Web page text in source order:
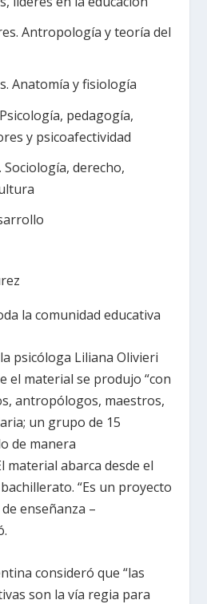
Antropología y teoría del
Anatomía y fisiología
pedagogía,
y psicoafectividad
Sociología, derecho,
la comunidad educativa
psicóloga Liliana Olivieri
el material se produjo “con
antropólogos, maestros,
un grupo de 15
de manera
material abarca desde el
“Es un proyecto
enseñanza –
consideró que “las
son la vía regia para